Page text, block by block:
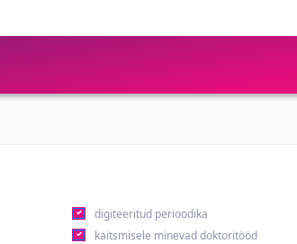
digiteeritud perioodika
kaitsmisele minevad doktoritööd